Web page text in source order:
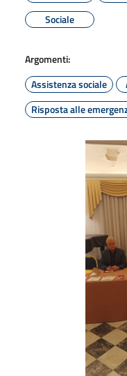
Sociale
Argomenti:
Assistenza sociale
Risposta alle